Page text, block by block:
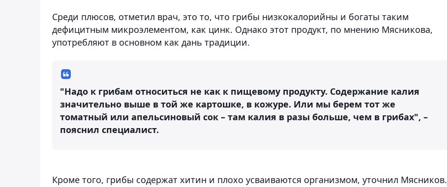
Среди плюсов, отметил врач, это то, что грибы низкокалорийны и богаты таким
дефицитным микроэлементом, как цинк. Однако этот продукт, по мнению Мясникова,
употребляют в основном как дань традиции.
"Надо к грибам относиться не как к пищевому продукту. Содержание калия
значительно выше в той же картошке, в кожуре. Или мы берем тот же
томатный или апельсиновый сок – там калия в разы больше, чем в грибах", –
пояснил специалист.
Кроме того, грибы содержат хитин и плохо усваиваются организмом, уточнил Мясников.